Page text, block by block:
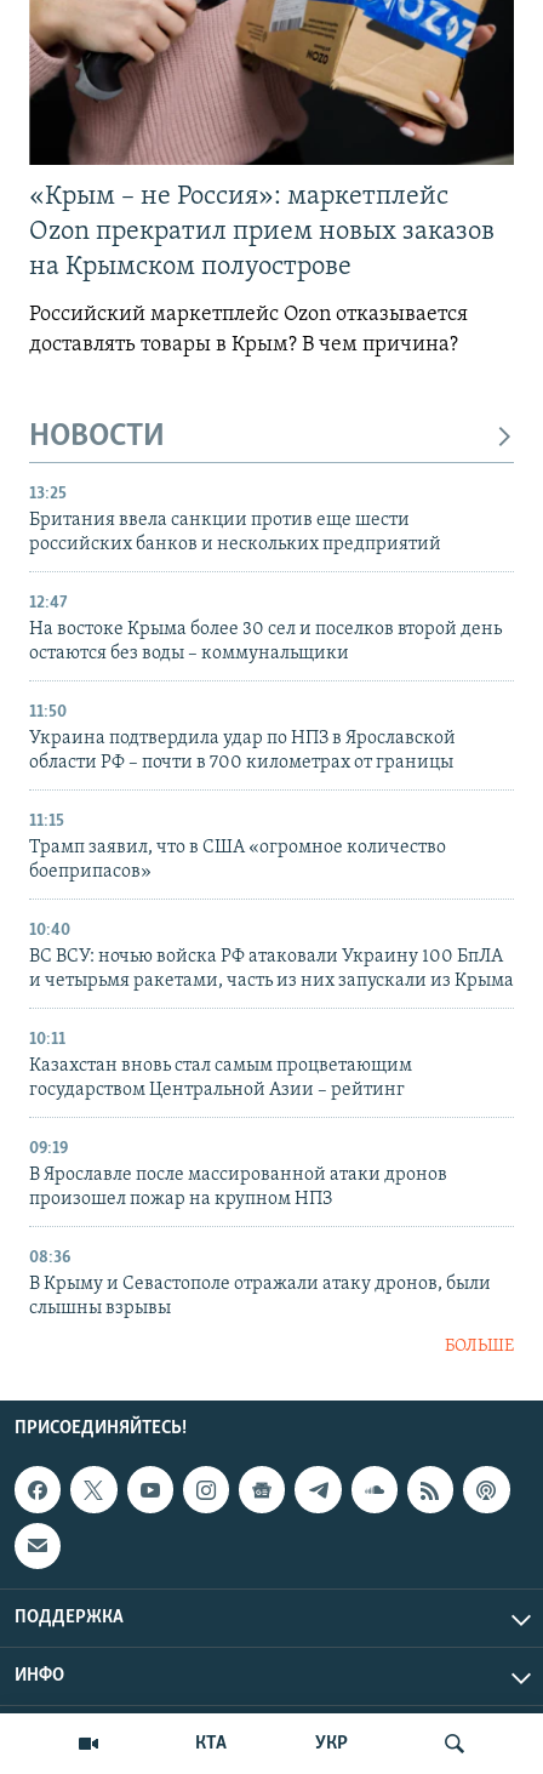
КТА УКР
«Крым – не Россия»: маркетплейс
Ozon прекратил прием новых заказов
на Крымском полуострове
Российский маркетплейс Ozon отказывается
доставлять товары в Крым? В чем причина?
НОВОСТИ
13:25
Британия ввела санкции против еще шести
российских банков и нескольких предприятий
12:47
На востоке Крыма более 30 сел и поселков второй день
остаются без воды – коммунальщики
11:50
Украина подтвердила удар по НПЗ в Ярославской
области РФ – почти в 700 километрах от границы
11:15
Трамп заявил, что в США «огромное количество
боеприпасов»
10:40
ВС ВСУ: ночью войска РФ атаковали Украину 100 БпЛА
и четырьмя ракетами, часть из них запускали из Крыма
10:11
Казахстан вновь стал самым процветающим
государством Центральной Азии – рейтинг
09:19
В Ярославле после массированной атаки дронов
произошел пожар на крупном НПЗ
08:36
В Крыму и Севастополе отражали атаку дронов, были
слышны взрывы
БОЛЬШЕ
ПРИСОЕДИНЯЙТЕСЬ!
ПОДДЕРЖКА
ИНФО
Copyright Крым.Реалии, 2026 | Все права защищены.
UTC+3